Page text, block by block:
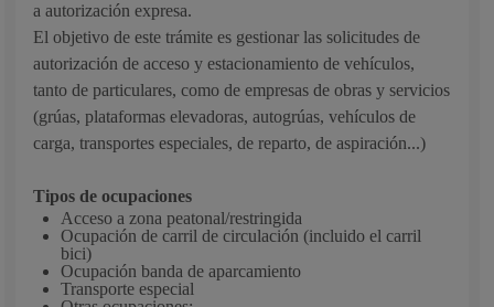
a autorización expresa.
El objetivo de este trámite es gestionar las solicitudes de
autorización de acceso y estacionamiento de vehículos,
tanto de particulares, como de empresas de obras y servicios
(grúas, plataformas elevadoras, autogrúas, vehículos de
carga, transportes especiales, de reparto, de aspiración...)
Tipos de ocupaciones
Acceso a zona peatonal/restringida
Ocupación de carril de circulación (incluido el carril
bici)
Ocupación banda de aparcamiento
Transporte especial